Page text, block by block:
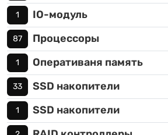
1 IO-модуль
87 Процессоры
1 Оперативаня память
33 SSD накопители
1 SSD накопители